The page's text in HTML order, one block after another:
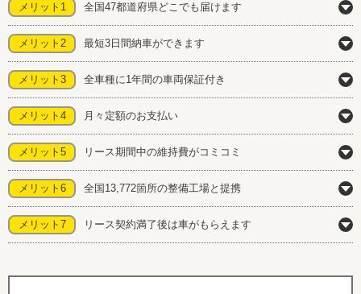
メリット1 全国47都道府県どこでも届けます
メリット2 最短3日間納車ができます
メリット3 全車種に1年間の車両保証付き
メリット4 月々定額のお支払い
メリット5 リース期間中の維持費がコミコミ
メリット6 全国13,772箇所の整備工場と提携
メリット7 リース契約満了後は車がもらえます